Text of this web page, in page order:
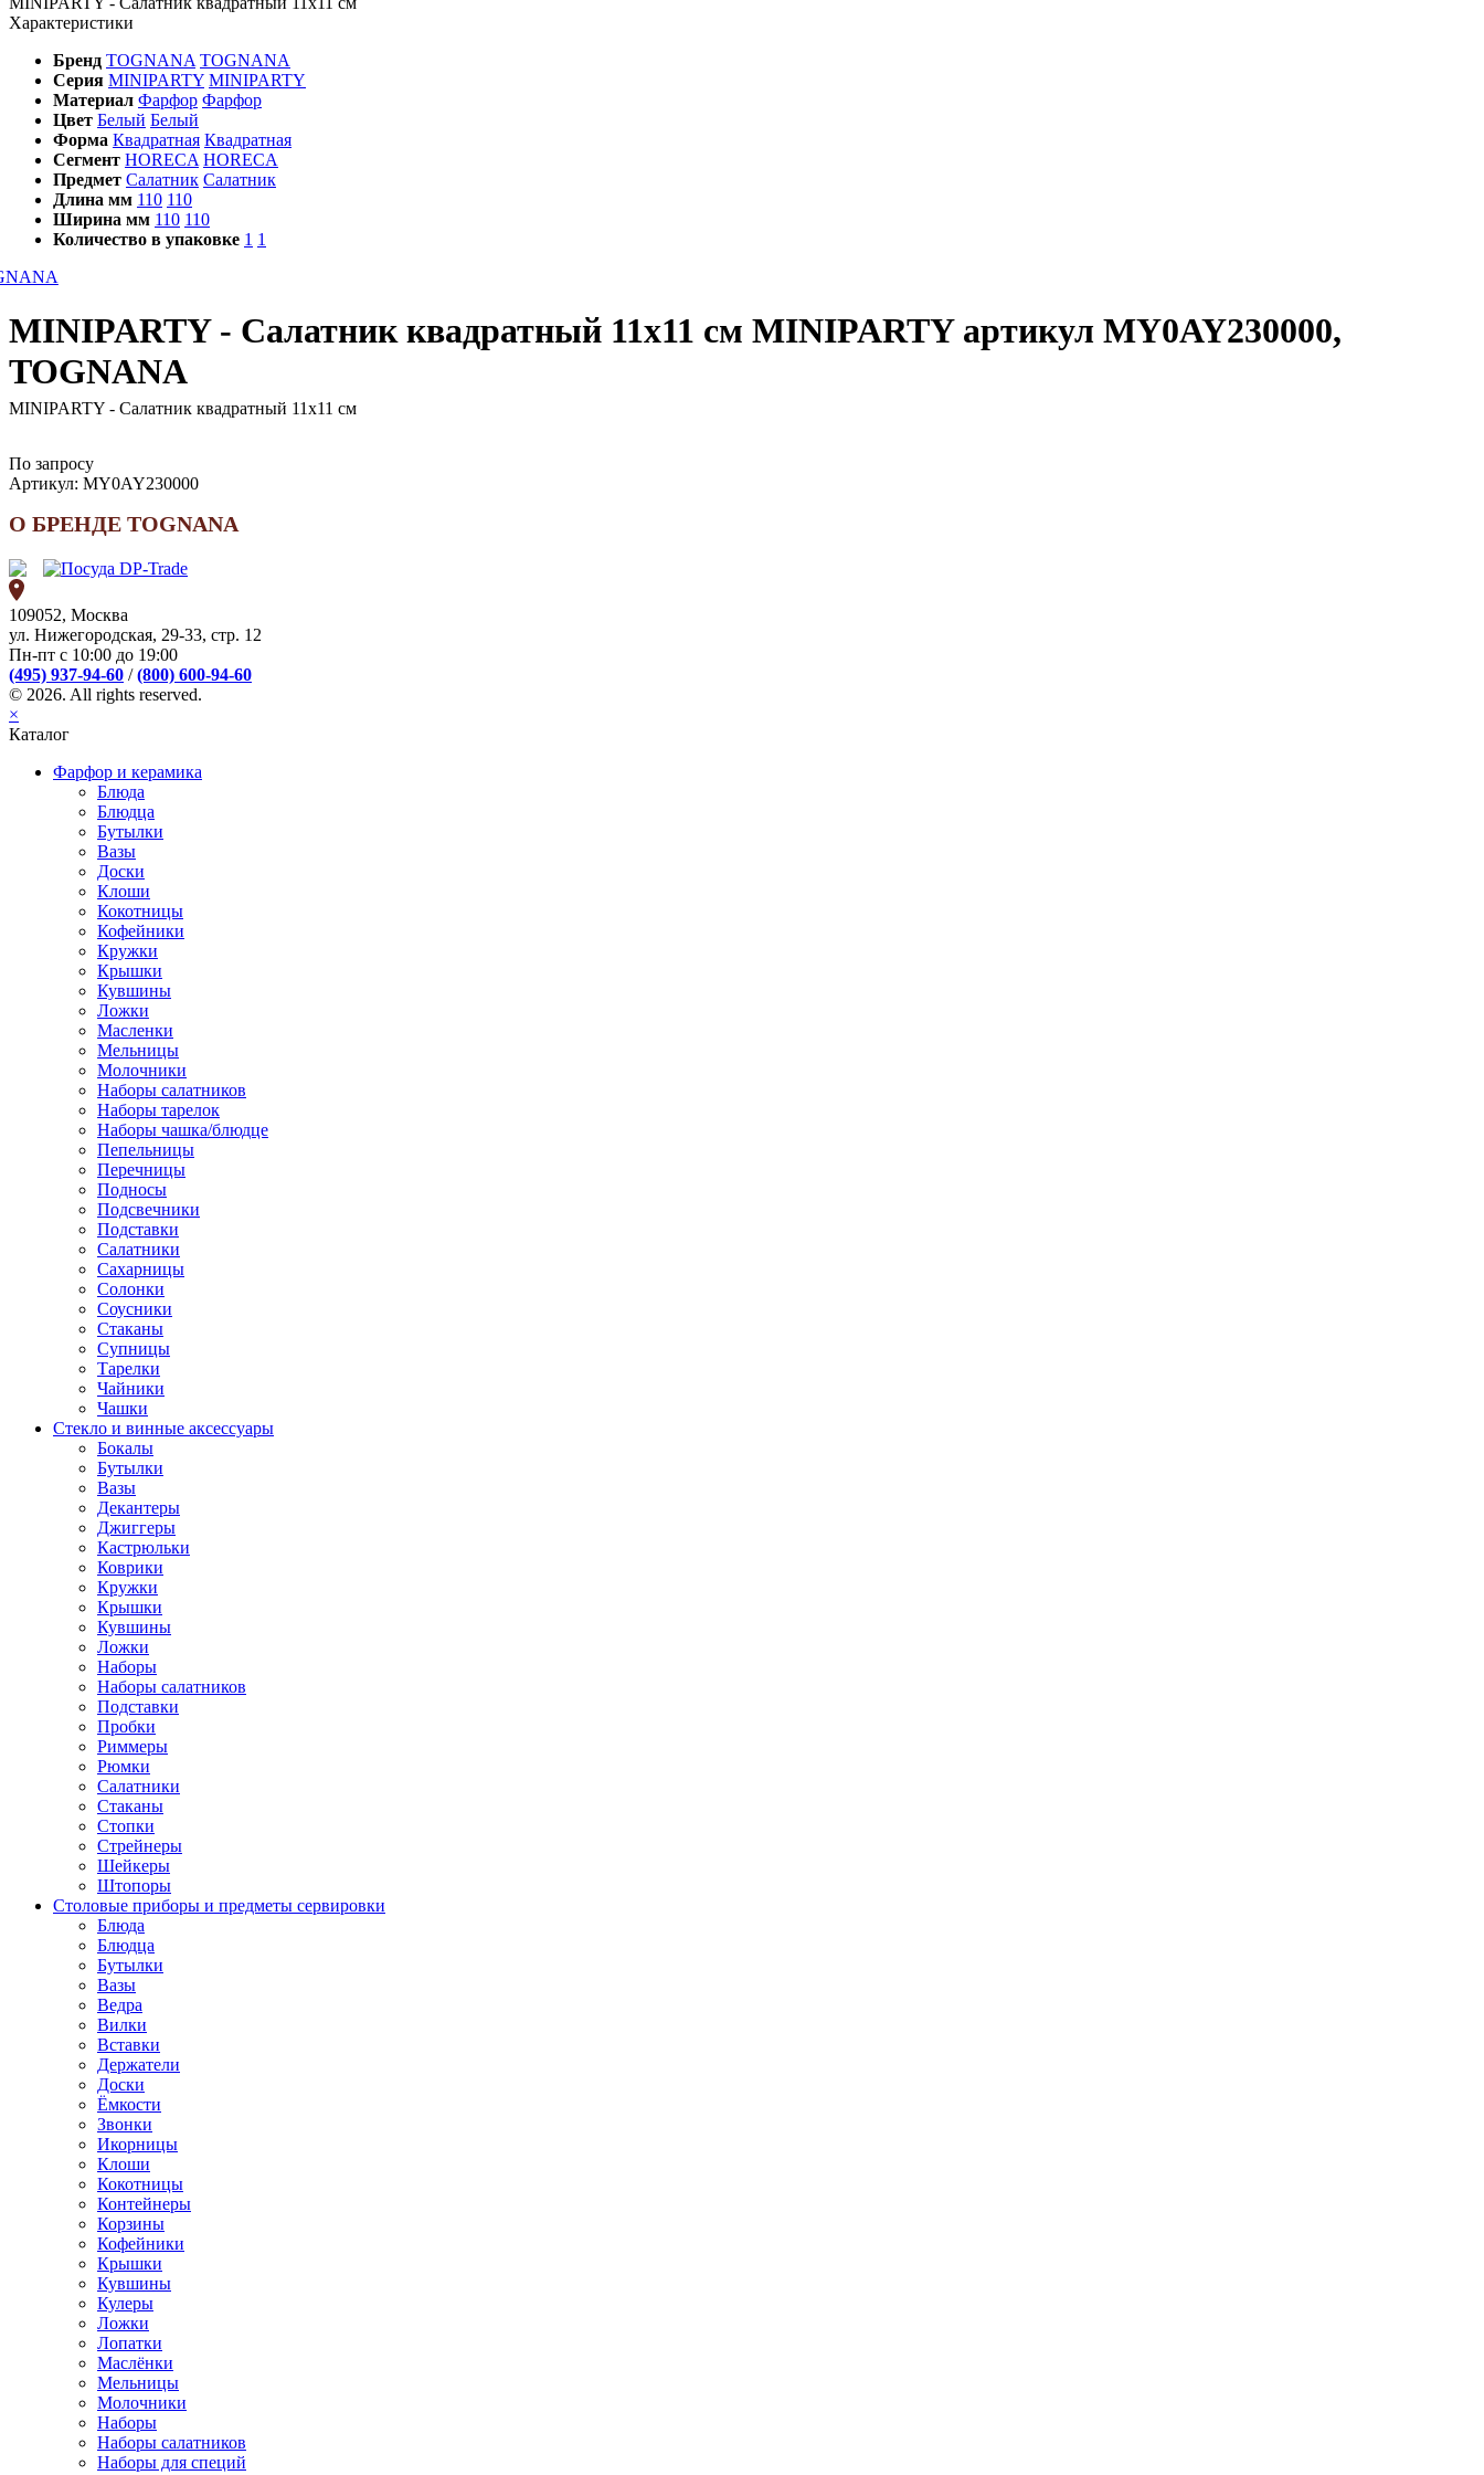
Характеристики
Бренд TOGNANA TOGNANA
Серия MINIPARTY MINIPARTY
Материал Фарфор Фарфор
Цвет Белый Белый
Форма Квадратная Квадратная
Сегмент HORECA HORECA
Предмет Салатник Салатник
Длина мм 110 110
Ширина мм 110 110
Количество в упаковке 1 1
MINIPARTY - Салатник квадратный 11x11 см MINIPARTY артикул MY0AY230000,
TOGNANA
MINIPARTY - Салатник квадратный 11x11 см
По запросу
Артикул: MY0AY230000
О БРЕНДЕ TOGNANA
109052, Москва
ул. Нижегородская, 29-33, стр. 12
Пн-пт с 10:00 до 19:00
(495) 937-94-60 /(800) 600-94-60
© 2026. All rights reserved.
×
Каталог
Фарфор и керамика
Блюда
Блюдца
Бутылки
Вазы
Доски
Клоши
Кокотницы
Кофейники
Кружки
Крышки
Кувшины
Ложки
Масленки
Мельницы
Молочники
Наборы салатников
Наборы тарелок
Наборы чашка/блюдце
Пепельницы
Перечницы
Подносы
Подсвечники
Подставки
Салатники
Сахарницы
Солонки
Соусники
Стаканы
Супницы
Тарелки
Чайники
Чашки
Стекло и винные аксессуары
Бокалы
Бутылки
Вазы
Декантеры
Джиггеры
Кастрюльки
Коврики
Кружки
Крышки
Кувшины
Ложки
Наборы
Наборы салатников
Подставки
Пробки
Риммеры
Рюмки
Салатники
Стаканы
Стопки
Стрейнеры
Шейкеры
Штопоры
Столовые приборы и предметы сервировки
Блюда
Блюдца
Бутылки
Вазы
Ведра
Вилки
Вставки
Держатели
Доски
Ёмкости
Звонки
Икорницы
Клоши
Кокотницы
Контейнеры
Корзины
Кофейники
Крышки
Кувшины
Кулеры
Ложки
Лопатки
Маслёнки
Мельницы
Молочники
Наборы
Наборы салатников
Наборы для специй